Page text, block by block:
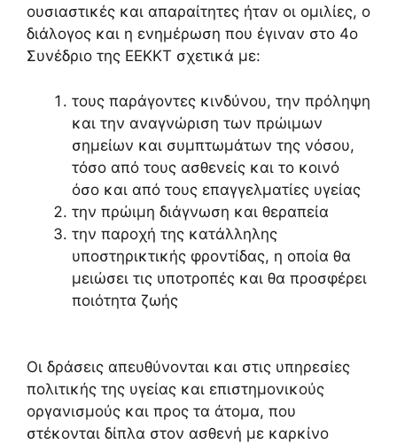
ουσιαστικές και απαραίτητες ήταν οι ομιλίες, ο
διάλογος και η ενημέρωση που έγιναν στο 4ο
Συνέδριο της ΕΕΚΚΤ σχετικά με:
τους παράγοντες κινδύνου, την πρόληψη
και την αναγνώριση των πρώιμων
σημείων και συμπτωμάτων της νόσου,
τόσο από τους ασθενείς και το κοινό
όσο και από τους επαγγελματίες υγείας
την πρώιμη διάγνωση και θεραπεία
την παροχή της κατάλληλης
υποστηρικτικής φροντίδας, η οποία θα
μειώσει τις υποτροπές και θα προσφέρει
ποιότητα ζωής
Οι δράσεις απευθύνονται και στις υπηρεσίες
πολιτικής της υγείας και επιστημονικούς
οργανισμούς και προς τα άτομα, που
στέκονται δίπλα στον ασθενή με καρκίνο